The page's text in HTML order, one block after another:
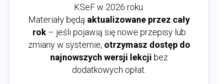
KSeF w 2026 roku.
Materiały będą aktualizowane przez cały
rok– jeśli pojawią się nowe przepisy lub
zmiany w systemie, otrzymasz dostęp do
najnowszych wersji lekcji bez
dodatkowych opłat.